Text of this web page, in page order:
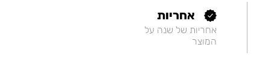
אחריות
אחריות של שנה על
המוצר